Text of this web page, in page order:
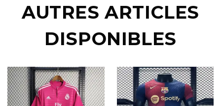
AUTRES ARTICLES
DISPONIBLES